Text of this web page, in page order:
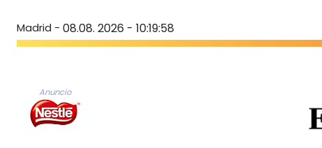
Madrid - 08.08. 2026 - 10:19:59
Anuncio